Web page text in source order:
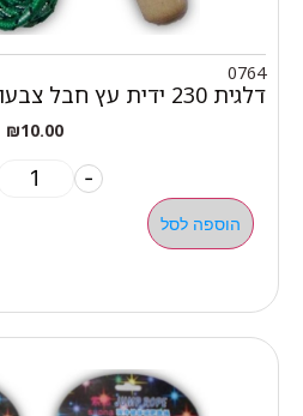
0764
דלגית 230 ידית עץ חבל צבעוני
₪10.00
-
הוספה לסל